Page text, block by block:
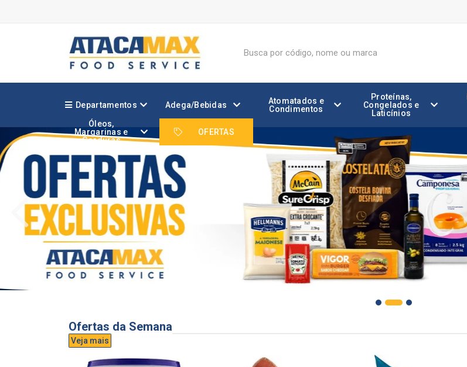
Departamentos Adega/Bebidas
Atomatados e
Condimentos
Proteínas,
Congelados e
Laticínios
Óleos,
Margarinas e
Gorduras
OFERTAS
Ofertas da Semana
Veja mais